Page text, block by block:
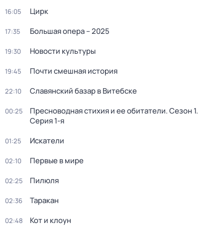
16:05 Цирк
17:35 Большая опера – 2025
19:30 Новости культуры
19:45 Почти смешная история
22:10 Славянский базар в Витебске
00:25 Пресноводная стихия и ее обитатели. Сезон 1.
Серия 1-я
01:25 Искатели
02:10 Первые в мире
02:25 Пилюля
02:36 Таракан
02:48 Кот и клоун